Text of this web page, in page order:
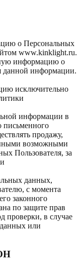
о Персональных
www.kinklight.ru.
информацию о
данной информации.
исключительно
информации в
письменного
продажу,
возможными
Пользователя, за
данных,
с момента
законного
по защите прав
проверки, в случае
или